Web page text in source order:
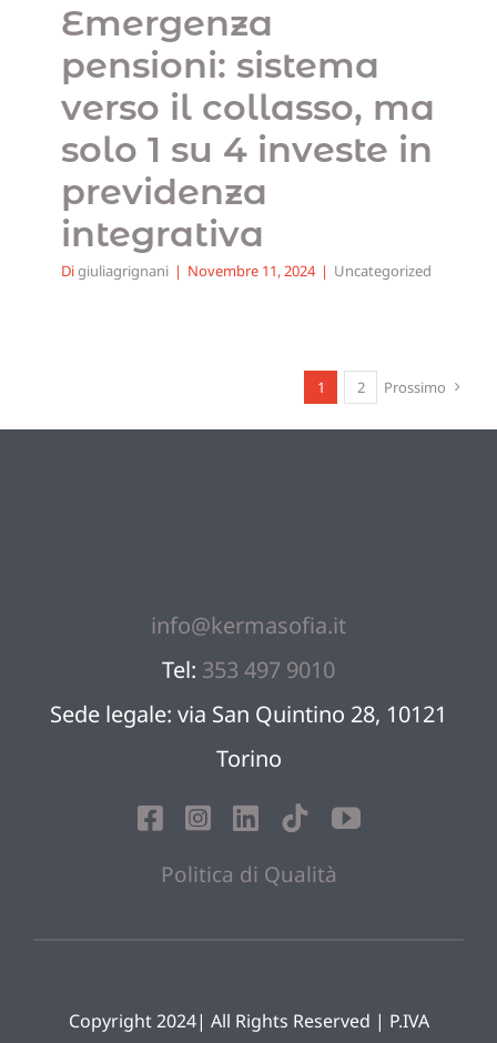
Emergenza
pensioni: sistema
verso il collasso, ma
solo 1 su 4 investe in
previdenza
integrativa
Digiuliagrignani | Novembre 11, 2024 | Uncategorized
1 2 Prossimo
info@kermasofia.it
Tel: 353 497 9010
Sede legale: via San Quintino 28, 10121
Torino
Politica di Qualità
Copyright 2024| All Rights Reserved | P.IVA